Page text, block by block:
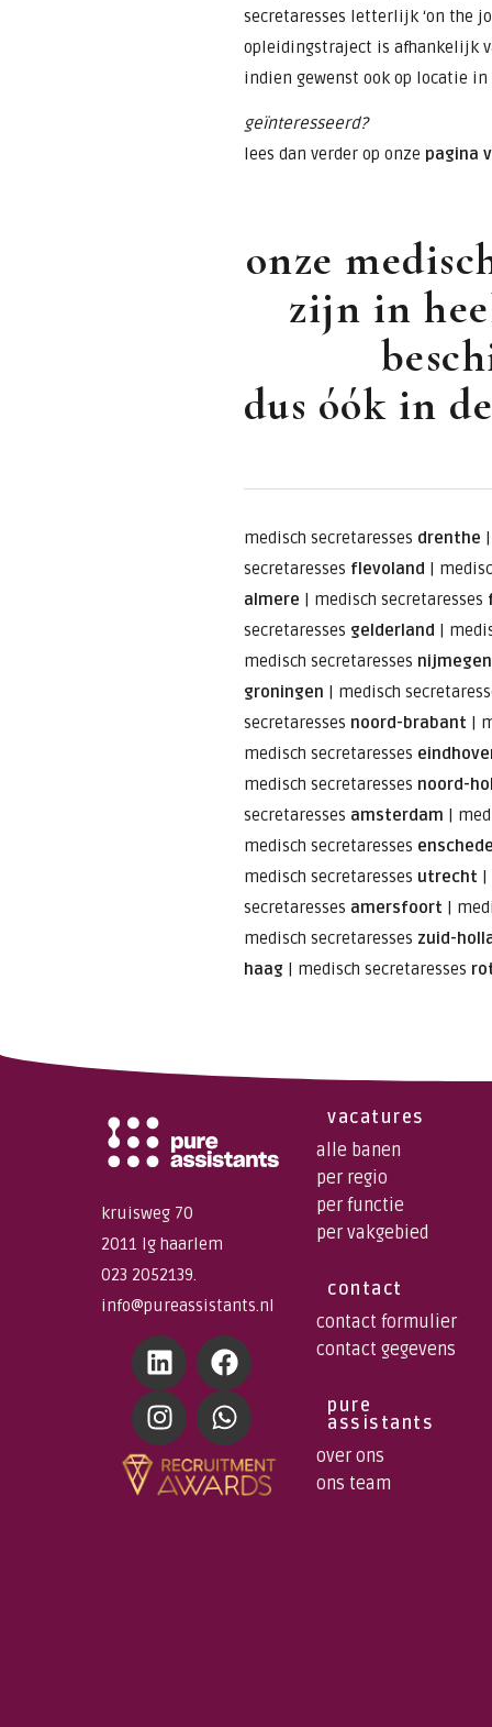
secretaresses letterlijk ‘on the
opleidingstraject is afhankelijk
indien gewenst ook op locatie
geïnteresseerd?
lees dan verder op onze pagina
onze
zijn in
dus óók in
medisch secretaresses drenthe
secretaresses flevoland |
almere | medisch secretaresses
secretaresses gelderland |
medisch secretaresses nijmegen
groningen | medisch
secretaresses noord-brabant |
medisch secretaresses
medisch secretaresses noord-
secretaresses amsterdam |
medisch secretaresses
medisch secretaresses utrecht |
secretaresses amersfoort |
medisch secretaresses zuid-
haag | medisch secretaresses
kruisweg 70
2011 lg haarlem
023 2052139.
info@pureassistants.nl
vacatures
alle banen
per regio
per functie
per vakgebied
contact
contact formulier
contact gegevens
pure
assistants
over ons
ons team